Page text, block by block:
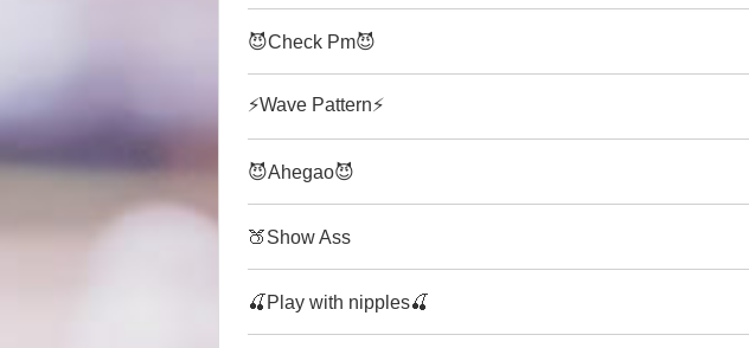
😈Check Pm😈
⚡Wave Pattern⚡
😈Ahegao😈
🍑Show Ass
🍒Play with nipples🍒